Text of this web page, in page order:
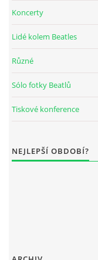
DISKOGRAFIE -
DISKOGRAFIE -
DISKOGRAFIE -
Koncerty
Lidé kolem Beatles
Různé
Sólo fotky Beatlů
Tiskové konference
NEJLEPŠÍ OBDOBÍ?